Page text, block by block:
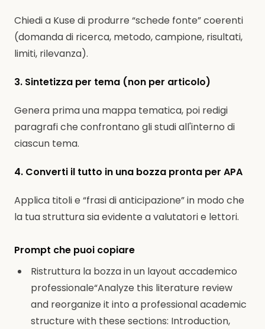
Chiedi a Kuse di produrre “schede fonte” coerenti
(domanda di ricerca, metodo, campione, risultati,
limiti, rilevanza).
3. Sintetizza per tema (non per articolo)
Genera prima una mappa tematica, poi redigi
paragrafi che confrontano gli studi all'interno di
ciascun tema.
4. Converti il tutto in una bozza pronta per APA
Applica titoli e “frasi di anticipazione” in modo che
la tua struttura sia evidente a valutatori e lettori.
Prompt che puoi copiare
Ristruttura la bozza in un layout accademico
professionale“Analyze this literature review
and reorganize it into a professional academic
structure with these sections: Introduction,